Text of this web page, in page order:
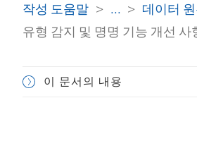
작성 도움말
... 데이터
유형 감지 및 명명 기능 개선 사
이 문서의 내용